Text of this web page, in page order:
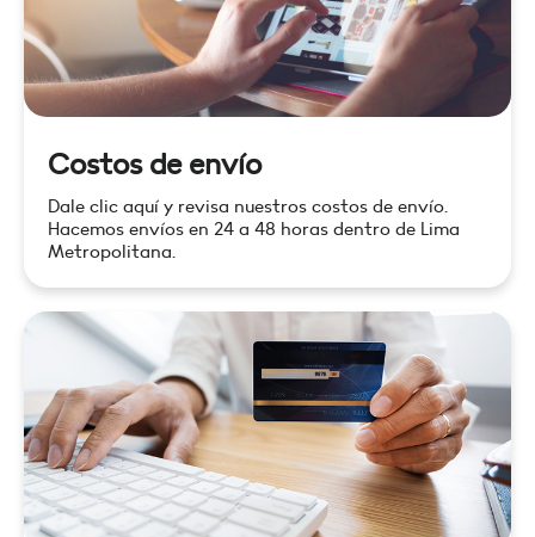
Costos de envío
Dale clic aquí y revisa nuestros costos de envío.
Hacemos envíos en 24 a 48 horas dentro de Lima
Metropolitana.